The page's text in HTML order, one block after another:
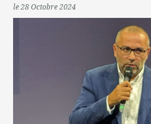
le 28 Octobre 2024